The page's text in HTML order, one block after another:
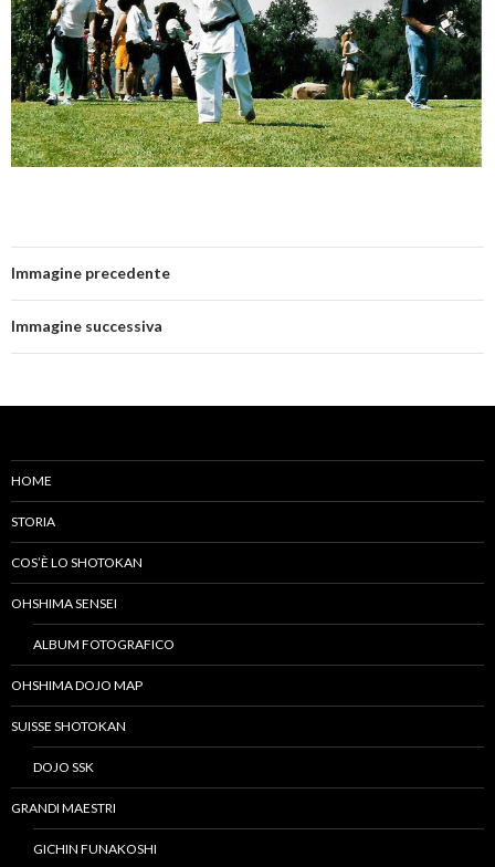
Immagine precedente
Immagine successiva
HOME
STORIA
COS’È LO SHOTOKAN
OHSHIMA SENSEI
ALBUM FOTOGRAFICO
OHSHIMA DOJO MAP
SUISSE SHOTOKAN
DOJO SSK
GRANDI MAESTRI
GICHIN FUNAKOSHI